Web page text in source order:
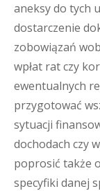
aneksy do tych
dostarczenie
zobowiązań
wpłat rat czy
ewentualnych
przygotować
sytuacji
dochodach czy
poprosić także
specyfiki danej